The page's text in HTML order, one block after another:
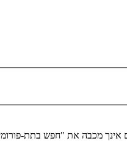
אינך מכבה את "חפש בתת-